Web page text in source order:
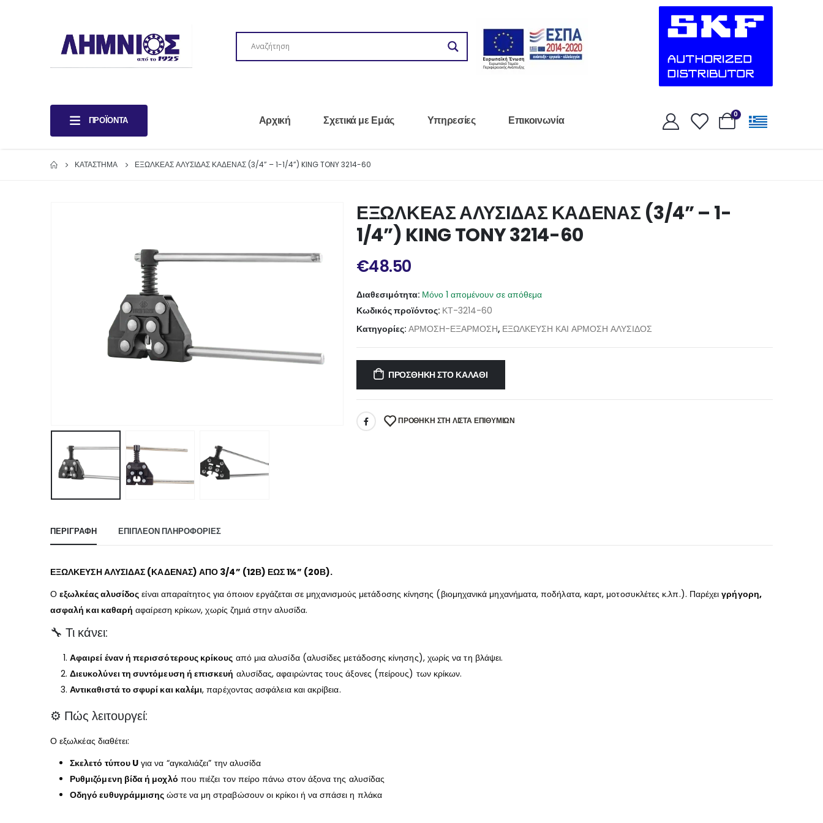
ΠΡΟΪΌΝΤΑ Αρχική Σχετικά με Εμάς Υπηρεσίες Επικοινωνία 0
ΚΑΤΆΣΤΗΜΑ ΕΞΩΛΚΕΑΣ ΑΛΥΣΙΔΑΣ ΚΑΔΕΝΑΣ (3/4” – 1-1/4”) KING TONY 3214-60
ΕΞΩΛΚΕΑΣ ΑΛΥΣΙΔΑΣ ΚΑΔΕΝΑΣ (3/4” – 1-
1/4”) KING TONY 3214-60
€48.50
Διαθεσιμότητα: Μόνο 1 απομένουν σε απόθεμα
Κωδικός προϊόντος: ΚΤ-3214-60
Κατηγορίες: ΑΡΜΟΣΗ-ΕΞΑΡΜΟΣΗ, ΕΞΩΛΚΕΥΣΗ ΚΑΙ ΑΡΜΟΣΗ ΑΛΥΣΙΔΟΣ
ΠΡΟΣΘΉΚΗ ΣΤΟ ΚΑΛΆΘΙ
ΠΡΌΘΉΚΗ ΣΤΗ ΛΊΣΤΑ ΕΠΙΘΥΜΙΏΝ
ΠΕΡΙΓΡΑΦΉ ΕΠΙΠΛΈΟΝ ΠΛΗΡΟΦΟΡΊΕΣ
ΕΞΩΛΚΕΥΣΗ ΑΛΥΣΙΔΑΣ (ΚΑΔΕΝΑΣ) ΑΠΟ 3/4” (12Β) ΕΩΣ 1¼” (20Β).
Οεξωλκέας αλυσίδος είναι απαραίτητος για όποιον εργάζεται σε μηχανισμούς μετάδοσης κίνησης (βιομηχανικά μηχανήματα, ποδήλατα, καρτ, μοτοσυκλέτες κ.λπ.). Παρέχειγρήγορη,
ασφαλή και καθαρή αφαίρεση κρίκων, χωρίς ζημιά στην αλυσίδα.
🔧 Τι κάνει:
Αφαιρεί έναν ή περισσότερους κρίκους από μια αλυσίδα (αλυσίδες μετάδοσης κίνησης), χωρίς να τη βλάψει.
Διευκολύνει τη συντόμευση ή επισκευή αλυσίδας, αφαιρώντας τους άξονες (πείρους) των κρίκων.
Αντικαθιστά το σφυρί και καλέμι, παρέχοντας ασφάλεια και ακρίβεια.
⚙️ Πώς λειτουργεί:
Ο εξωλκέας διαθέτει:
Σκελετό τύπου U για να “αγκαλιάζει” την αλυσίδα
Ρυθμιζόμενη βίδα ή μοχλό που πιέζει τον πείρο πάνω στον άξονα της αλυσίδας
Οδηγό ευθυγράμμισης ώστε να μη στραβώσουν οι κρίκοι ή να σπάσει η πλάκα